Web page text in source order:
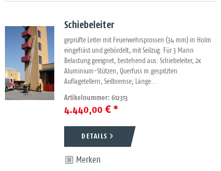
Schiebeleiter
geprüfte Leiter mit Feuerwehrsprossen (34 mm) in Holm
eingefräst und gebördelt, mit Seilzug. Für 3 Mann
Belastung geeignet, bestehend aus: Schiebeleiter, 2x
Aluminium-Stützen, Querfuss m.gespitzten
Auflagetellern, Seilbremse; Länge...
Artikelnummer: 612313
4.440,00 € *
DETAILS
Merken